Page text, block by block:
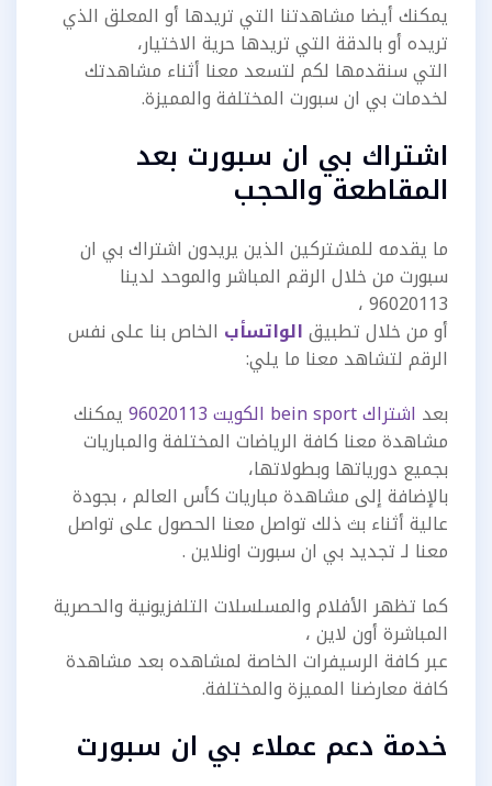
يمكنك أيضا مشاهدتنا التي تريدها أو المعلق الذي
تريده أو بالدقة التي تريدها حرية الاختيار،
التي سنقدمها لكم لتسعد معنا أثناء مشاهدتك
لخدمات بي ان سبورت المختلفة والمميزة.
اشتراك بي ان سبورت بعد
المقاطعة والحجب
ما يقدمه للمشتركين الذين يريدون اشتراكبي ان
سبورتمن خلال الرقم المباشر والموحد لدينا
96020113 ،
أو من خلال تطبيقالواتسأب الخاص بنا على نفس
الرقم لتشاهد معنا ما يلي:
بعد اشتراك bein sport الكويت 96020113
يمكنك
مشاهدة معنا كافة الرياضات المختلفة والمباريات
بجميع دورياتها وبطولاتها،
بالإضافة إلى مشاهدة مباريات كأس العالم ، بجودة
عالية أثناء بث ذلكتواصل معنا الحصول على تواصل
معنا لـ تجديد بي ان سبورت اونلاين .
كما تظهر الأفلام والمسلسلات التلفزيونية والحصرية
المباشرة أون لاين ،
عبر كافة الرسيفرات الخاصة لمشاهده بعد مشاهدة
كافة معارضنا المميزة والمختلفة.
خدمة دعم عملاء بي ان سبورت